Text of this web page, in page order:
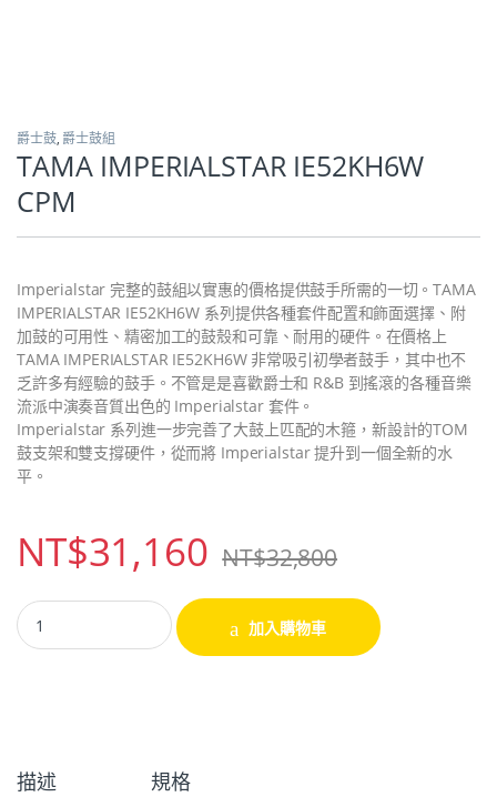
爵士鼓, 爵士鼓組
TAMA IMPERIALSTAR IE52KH6W
CPM
Imperialstar 完整的鼓組以實惠的價格提供鼓手所需的一切。TAMA
IMPERIALSTAR IE52KH6W 系列提供各種套件配置和飾面選擇、附
加鼓的可用性、精密加工的鼓殼和可靠、耐用的硬件。在價格上
TAMA IMPERIALSTAR IE52KH6W 非常吸引初學者鼓手，其中也不
乏許多有經驗的鼓手。不管是是喜歡爵士和 R&B 到搖滾的各種音樂
流派中演奏音質出色的 Imperialstar 套件。
Imperialstar 系列進一步完善了大鼓上匹配的木箍，新設計的TOM
鼓支架和雙支撐硬件，從而將 Imperialstar 提升到一個全新的水
平。
NT$31,160 NT$32,800
加入購物車
描述 規格